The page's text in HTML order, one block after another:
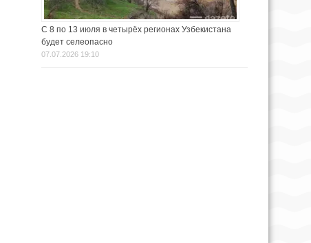
С 8 по 13 июля в четырёх регионах Узбекистана
будет селеопасно
07.07.2026 19:10